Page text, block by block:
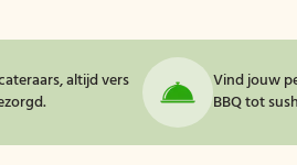
altijd vers
Vind jouw
BBQ tot